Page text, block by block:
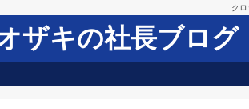
ク
ザキの社長ブログ